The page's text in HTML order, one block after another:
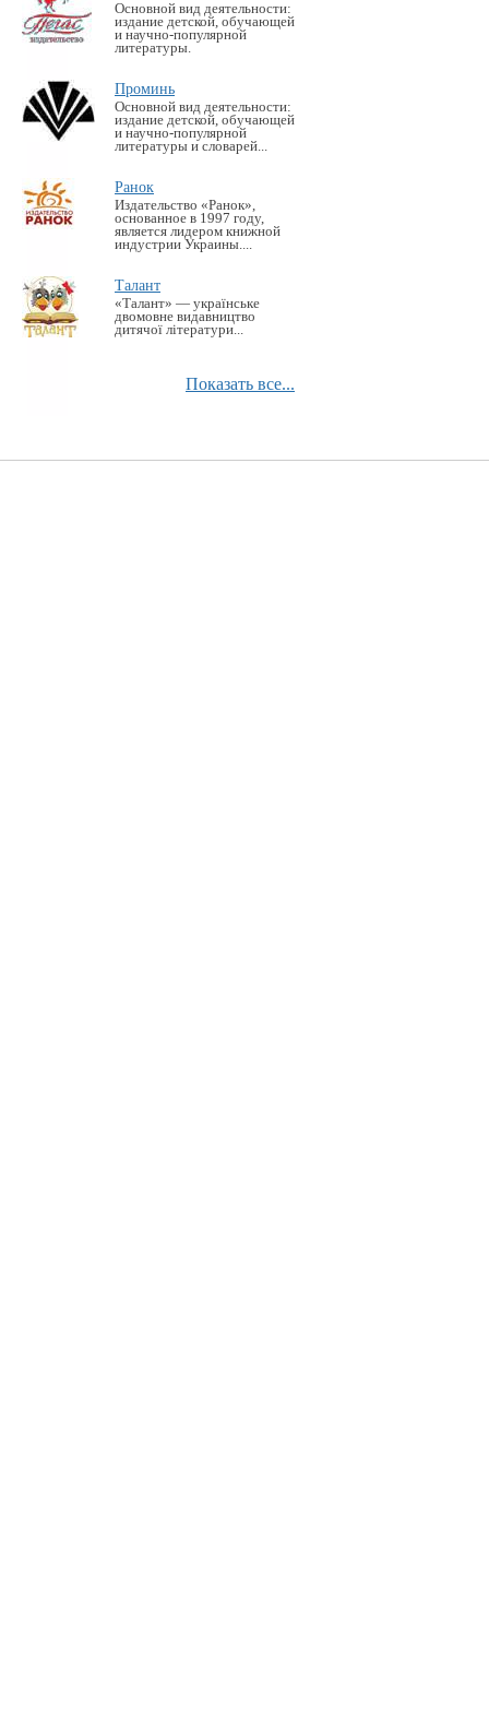
Основной вид деятельности:
издание детской, обучающей
и научно-популярной
литературы.
Проминь
Основной вид деятельности:
издание детской, обучающей
и научно-популярной
литературы и словарей...
Ранок
Издательство «Ранок»,
основанное в 1997 году,
является лидером книжной
индустрии Украины....
Талант
«Талант» — українське
двомовне видавництво
дитячої літератури...
Показать все...